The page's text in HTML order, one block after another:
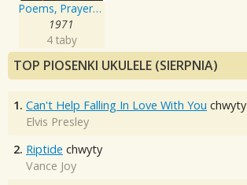
Poems, Prayers and Promises
1971
4 taby
TOP PIOSENKI UKULELE (SIERPNIA)
1. Can't Help Falling In Love With You chwyty
Elvis Presley
2. Riptide chwyty
Vance Joy